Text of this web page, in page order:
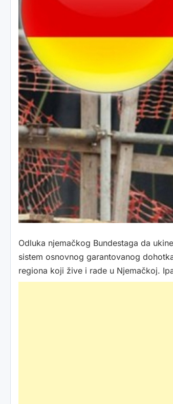
Odluka njemačkog Bundestaga da
sistem osnovnog garantovanog
regiona koji žive i rade u Njemačkoj.